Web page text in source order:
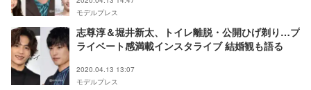
モデルプレス
志尊淳＆堀井新太、トイレ離脱・公開ひげ剃り…プ
ライベート感満載インスタライブ 結婚観も語る
2020.04.13 13:07
モデルプレス